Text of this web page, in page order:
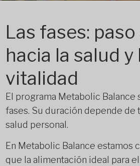
Las fases: paso
hacia la salud y
vitalidad
El programa Metabolic Balance
fases. Su duración depende de
salud personal.
En Metabolic Balance estamos
que la alimentación ideal para